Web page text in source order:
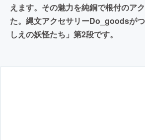
えます。その魅力を純銅で根付のア
た。縄文アクセサリーDo_goodsが
しえの妖怪たち」第2段です。